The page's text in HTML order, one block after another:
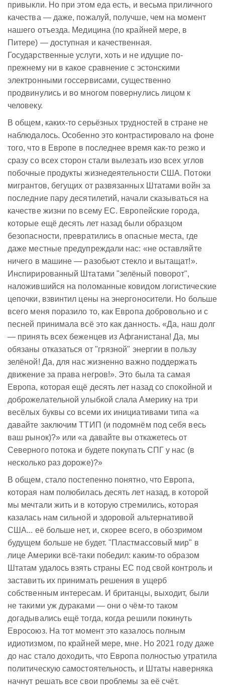
привыкли. Но при этом еда есть, и весьма приличного
качества — даже, пожалуй, получше, чем на момент
нашего отъезда. Медицина (по крайней мере, в
Питере) — доступная и качественная.
Государственные услуги, хоть и не идущие по-
прежнему ни в какое сравнение с эстонскими
электронными госсервисами, существенно
продвинулись и во многом повернулись лицом к
человеку.
В общем, каких-то серьёзных трудностей в стране не
наблюдалось. Особенно это контрастировало на фоне
того, что в Европе в последнее время как-то резко и
сразу со всех сторон стали вылезать изо всех углов
побочные продукты жизнедеятельности США. Потоки
мигрантов, бегущих от развязанных Штатами войн за
последние пару десятилетий, начали сказываться на
качестве жизни по всему ЕС. Европейские города,
которые ещё десять лет назад были образцом
безопасности, превратились в опасные места, где
даже местные предупреждали нас: «не оставляйте
ничего в машине — разобьют стекло и вытащат!».
Инспирированный Штатами "зелёный поворот",
наложившийся на поломанные ковидом логистические
цепочки, взвинтил цены на энергоносители. Но больше
всего меня поразило то, как Европа добровольно и с
песней принимала всё это как данность. «Да, наш долг
— принять всех беженцев из Афганистана! Да, мы
обязаны отказаться от "грязной" энергии в пользу
зелёной! Да, для нас жизненно важно поддержать
движение за права негров!». Это была та самая
Европа, которая ещё десять лет назад со спокойной и
доброжелательной улыбкой слала Америку на три
весёлых буквы со всеми их инициативами типа «а
давайте заключим ТТИП (и подомнём под себя весь
ваш рынок)?» или «а давайте вы откажетесь от
Северного потока и будете покупать СПГ у нас (в
несколько раз дороже)?»
В общем, стало постепенно понятно, что Европа,
которая нам полюбилась десять лет назад, в которой
мы мечтали жить и в которую стремились, которая
казалась нам сильной и здоровой альтернативой
США... её больше нет, и, скорее всего, в обозримом
будущем больше не будет. "Пластмассовый мир" в
лице Америки всё-таки победил: каким-то образом
Штатам удалось взять страны ЕС под свой контроль и
заставить их принимать решения в ущерб
собственным интересам. И британцы, выходит, были
не такими уж дураками — они о чём-то таком
догадывались ещё тогда, когда решили покинуть
Евросоюз. На тот момент это казалось полным
идиотизмом, по крайней мере, мне. Но 2021 году даже
до нас стало доходить, что Европа полностью утратила
политическую самостоятельность, и Штаты наверняка
начнут решать все свои проблемы за её счёт.